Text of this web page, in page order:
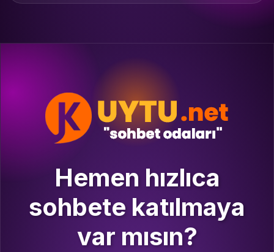
Hemen hızlıca
sohbete katılmaya
var mısın?